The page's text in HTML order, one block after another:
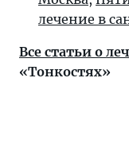
лечение в
Все статьи о
«Тонкостях»